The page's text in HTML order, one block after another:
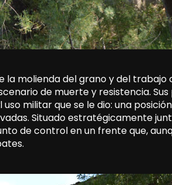
la molienda del grano y del trabajo
de muerte y resistencia. Sus
militar que se le dio: una
Situado estratégicamente
de control en un frente que,